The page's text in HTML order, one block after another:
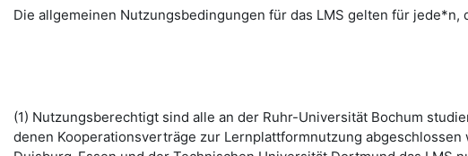
Die allgemeinen Nutzungsbedingungen für das LMS gelten für
(1) Nutzungsberechtigt sind alle an der Ruhr-Universität Bochum
denen Kooperationsverträge zur Lernplattformnutzung